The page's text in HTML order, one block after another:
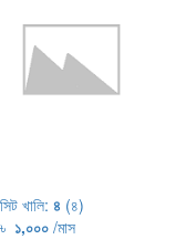
সিট খালি: ৪ (৪)
৳ ১,০০০ /মাস